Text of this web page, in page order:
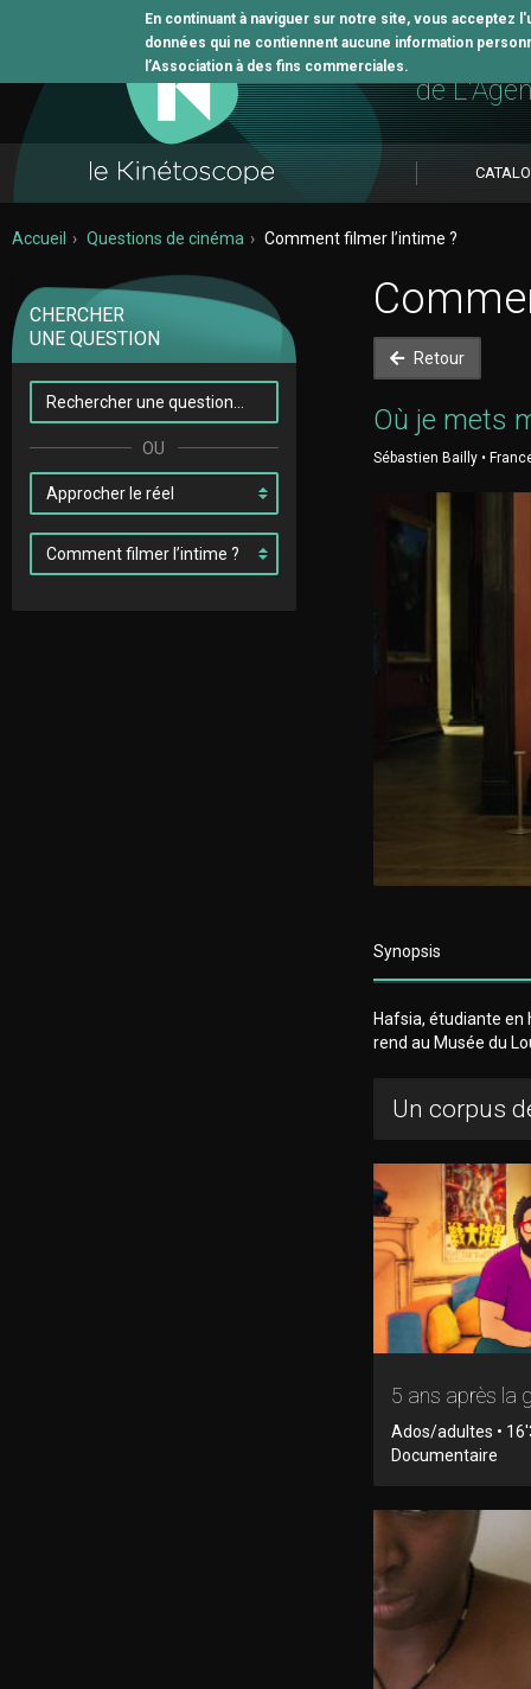
En continuant à naviguer sur notre site, vous
données qui ne contiennent aucune information
l’Association à des fins commerciales. L'outil
de
Accueil Questions de cinéma Comment filmer l’intime ?
CHERCHER
UNE QUESTION
Retour
Où je mets
Sébastien Bailly •
Synopsis
Hafsia, étudiante en
rend au Musée du
Un corpus
5 ans après la
Ados/adultes •
Documentaire